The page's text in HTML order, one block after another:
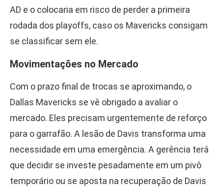
AD e o colocaria em risco de perder a primeira
rodada dos playoffs, caso os Mavericks consigam
se classificar sem ele.
Movimentações no Mercado
Com o prazo final de trocas se aproximando, o
Dallas Mavericks se vê obrigado a avaliar o
mercado. Eles precisam urgentemente de reforço
para o garrafão. A lesão de Davis transforma uma
necessidade em uma emergência. A gerência terá
que decidir se investe pesadamente em um pivô
temporário ou se aposta na recuperação de Davis